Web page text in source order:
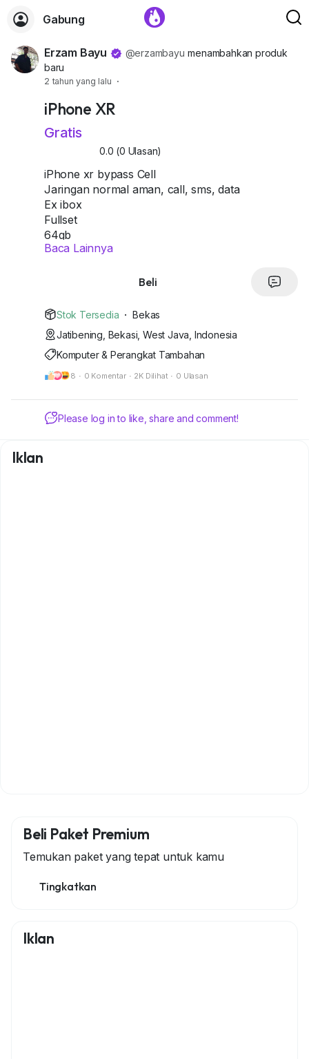
Gabung
Erzam Bayu @erzambayu menambahkan produk
baru
2 tahun yang lalu ·
iPhone XR
Gratis
0.0 (0 Ulasan)
iPhone xr bypass Cell
Jaringan normal aman, call, sms, data
Ex ibox
Fullset
64gb
Kamera d/b jernih
ios 18
Mau di mahar aja atau cari kembalian
dibawahnya
Baca Lainnya
Beli
Stok Tersedia · Bekas
Jatibening, Bekasi, West Java, Indonesia
Komputer & Perangkat Tambahan
8 · 0 Komentar · 2K Dilihat · 0 Ulasan
Please log in to like, share and comment!
Iklan
Beli Paket Premium
Temukan paket yang tepat untuk kamu
Tingkatkan
Iklan